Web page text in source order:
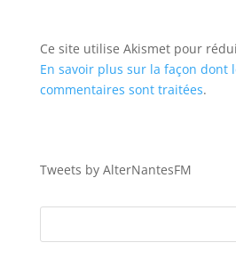
Ce site utilise Akismet pour
En savoir plus sur la façon dont
commentaires sont traitées.
Tweets by AlterNantesFM